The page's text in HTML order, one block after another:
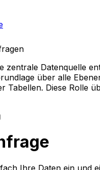
zentrale Datenquelle
über alle
Tabellen. Diese Rolle
Ihre Daten ein und